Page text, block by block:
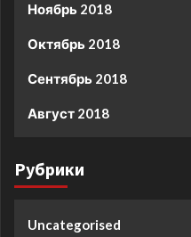
Ноябрь 2018
Октябрь 2018
Сентябрь 2018
Август 2018
Рубрики
Uncategorised